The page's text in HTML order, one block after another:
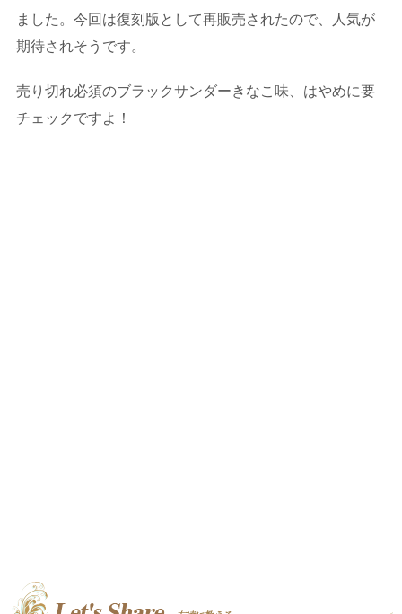
ました。今回は復刻版として再販売されたので、人気が
期待されそうです。
売り切れ必須のブラックサンダーきなこ味、はやめに要
チェックですよ！